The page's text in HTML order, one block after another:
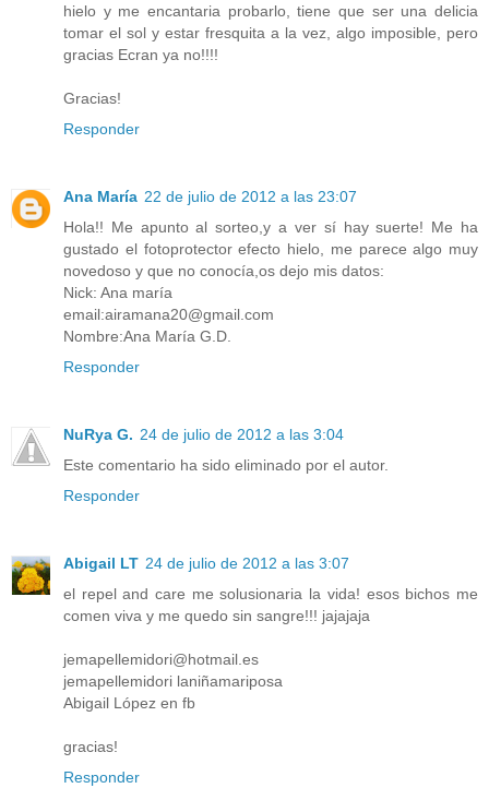
hielo y me encantaria probarlo, tiene que ser una delicia
tomar el sol y estar fresquita a la vez, algo imposible, pero
gracias Ecran ya no!!!!
Gracias!
Responder
Ana María 22 de julio de 2012 a las 23:07
Hola!! Me apunto al sorteo,y a ver sí hay suerte! Me ha
gustado el fotoprotector efecto hielo, me parece algo muy
novedoso y que no conocía,os dejo mis datos:
Nick: Ana maría
email:airamana20@gmail.com
Nombre:Ana María G.D.
Responder
NuRya G. 24 de julio de 2012 a las 3:04
Este comentario ha sido eliminado por el autor.
Responder
Abigail LT 24 de julio de 2012 a las 3:07
el repel and care me solusionaria la vida! esos bichos me
comen viva y me quedo sin sangre!!! jajajaja
jemapellemidori@hotmail.es
jemapellemidori laniñamariposa
Abigail López en fb
gracias!
Responder